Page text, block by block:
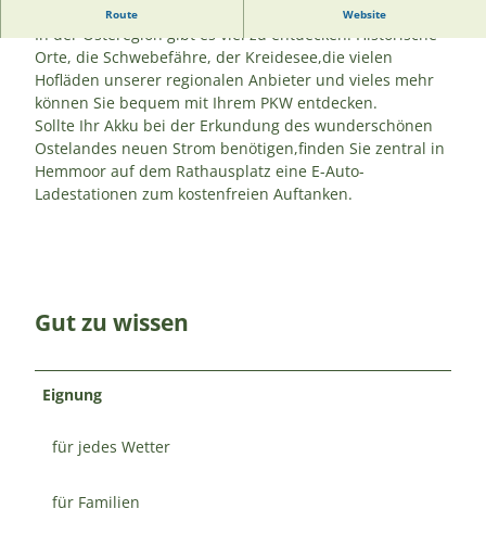
Route Website
Akku leer?
In der Osteregion gibt es viel zu entdecken. Historische
Orte, die Schwebefähre, der Kreidesee,die vielen
Hofläden unserer regionalen Anbieter und vieles mehr
können Sie bequem mit Ihrem PKW entdecken.
Sollte Ihr Akku bei der Erkundung des wunderschönen
Ostelandes neuen Strom benötigen,finden Sie zentral in
Hemmoor auf dem Rathausplatz eine E-Auto-
Ladestationen zum kostenfreien Auftanken.
Gut zu wissen
Eignung
für jedes Wetter
für Familien